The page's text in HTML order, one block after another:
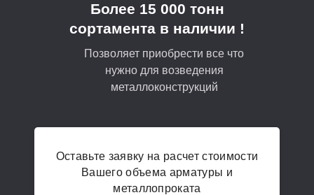
Более 15 000 тонн
сортамента в наличии !
Позволяет приобрести все что
нужно для возведения
металлоконструкций
Оставьте заявку на расчет стоимости
Вашего объема арматуры и
металлопроката